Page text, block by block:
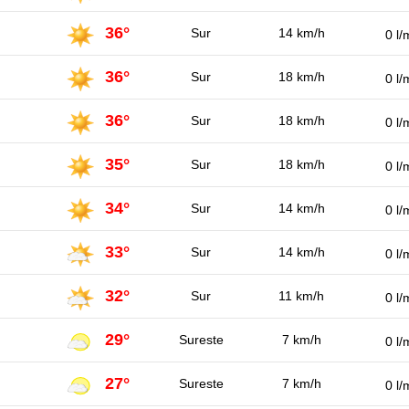
36° Sur 14 km/h 0 l/
36° Sur 18 km/h 0 l/
36° Sur 18 km/h 0 l/
35° Sur 18 km/h 0 l/
34° Sur 14 km/h 0 l/
33° Sur 14 km/h 0 l/
32° Sur 11 km/h 0 l/
29° Sureste 7 km/h 0 l/
27° Sureste 7 km/h 0 l/